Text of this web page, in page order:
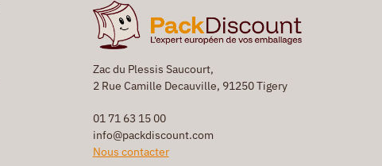
Zac du Plessis Saucourt,
2 Rue Camille Decauville, 91250 Tigery
01 71 63 15 00
info@packdiscount.com
Nous contacter